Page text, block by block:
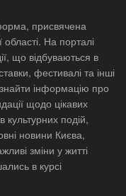
присвячена
області. На порталі
що відбуваються в
фестивалі та інші
інформацію про
щодо цікавих
культурних подій,
новини Києва,
зміни у житті
в курсі